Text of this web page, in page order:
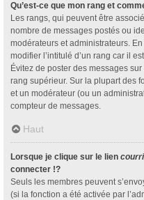
Qu’est-ce que mon rang et
Les rangs, qui peuvent être
nombre de messages postés ou
modérateurs et administrateurs.
modifier l’intitulé d’un rang car il
Évitez de poster des messages
rang supérieur. Sur la plupart des
et un modérateur (ou un
compteur de messages.
Haut
Lorsque je clique sur le lien
connecter !?
Seuls les membres peuvent
(si la fonction a été activée par